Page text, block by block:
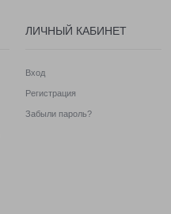
ЛИЧНЫЙ КАБИНЕТ
Вход
Регистрация
Забыли пароль?